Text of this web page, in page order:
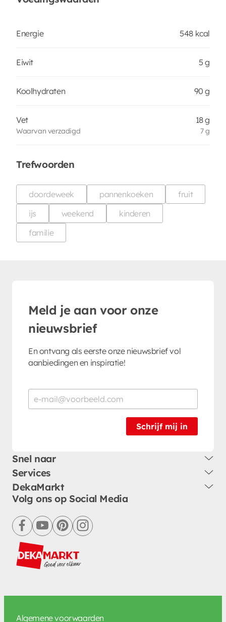
Energie 548 kcal
Eiwit 5 g
Koolhydraten 90 g
Vet 18 g
Waarvan verzadigd 7 g
Trefwoorden
doordeweek pannenkoeken
fruit
ijs
weekend
kinderen
familie
Meld je aan voor onze
nieuwsbrief
En ontvang als eerste onze nieuwsbrief vol
aanbiedingen en inspiratie!
Schrijf mij in
Snel naar
Services
DekaMarkt
Volg ons op Social Media
facebookyoutubepinterestinstagram
Algemene voorwaarden